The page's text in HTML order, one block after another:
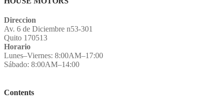
Direccion
Av. 6 de Diciembre n53-301
Quito 170513
Horario
Lunes–Viernes: 8:00AM–17:00
Sábado: 8:00AM–14:00
Contents